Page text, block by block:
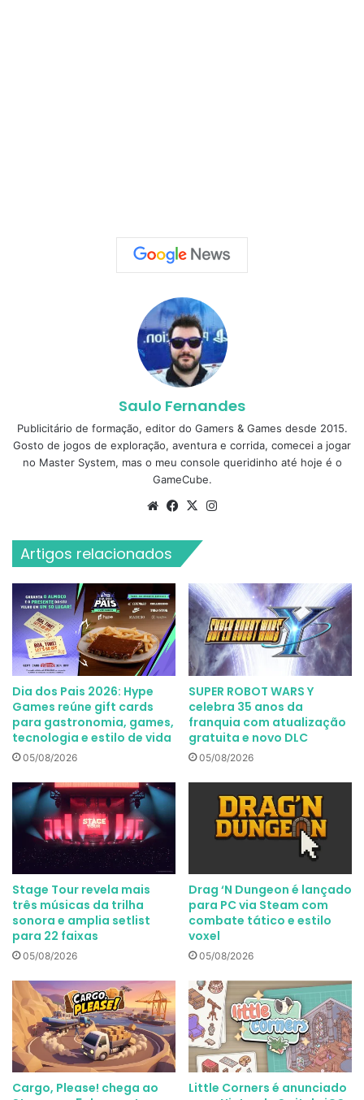
Saulo Fernandes
Publicitário de formação, editor do Gamers & Games desde 2015.
Gosto de jogos de exploração, aventura e corrida, comecei a jogar
no Master System, mas o meu console queridinho até hoje é o
GameCube.
WebsiteFacebook
X
Artigos relacionados
Dia dos Pais 2026: Hype
Games reúne gift cards
para gastronomia, games,
tecnologia e estilo de vida
05/08/2026
SUPER ROBOT WARS Y
celebra 35 anos da
franquia com atualização
gratuita e novo DLC
05/08/2026
Stage Tour revela mais
três músicas da trilha
sonora e amplia setlist
para 22 faixas
05/08/2026
Drag ‘N Dungeon é lançado
para PC via Steam com
combate tático e estilo
voxel
05/08/2026
Cargo, Please! chega ao
Little Corners é anunciado